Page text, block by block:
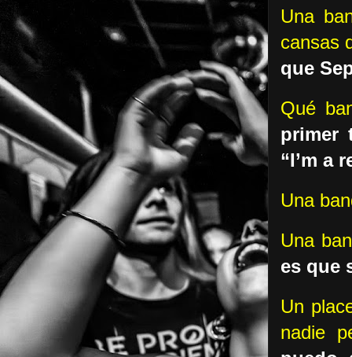
Una
cansas
que
Qué
primer
“I’m a
Una
Una
es que
Un
nadie